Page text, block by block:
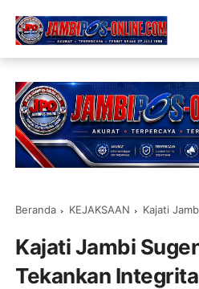
Beranda KEJAKSAAN Kajati Jambi Sugeng
Kajati Jambi
Tekankan